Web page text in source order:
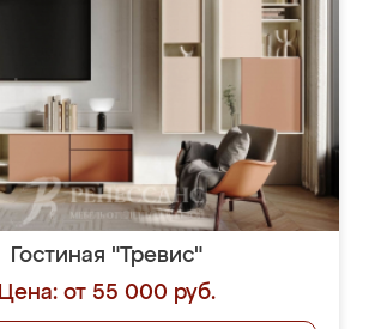
Гостиная "Тревис"
Цена: от 55 000 руб.